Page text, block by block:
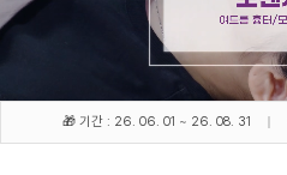
🎁 기간 : 26. 06. 01 ~ 26. 08. 31